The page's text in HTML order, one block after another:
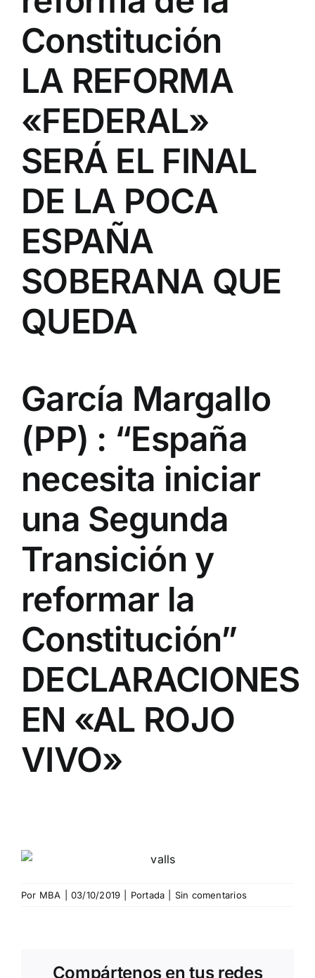
Constitución
LA REFORMA
«FEDERAL»
SERÁ EL FINAL
DE LA POCA
ESPAÑA
SOBERANA QUE
QUEDA
García Margallo
(PP) : “España
necesita iniciar
una Segunda
Transición y
reformar la
Constitución”
DECLARACIONES
EN «AL ROJO
VIVO»
Por MBA 03/10/2019 Portada Sin comentarios
Compártenos en tus redes